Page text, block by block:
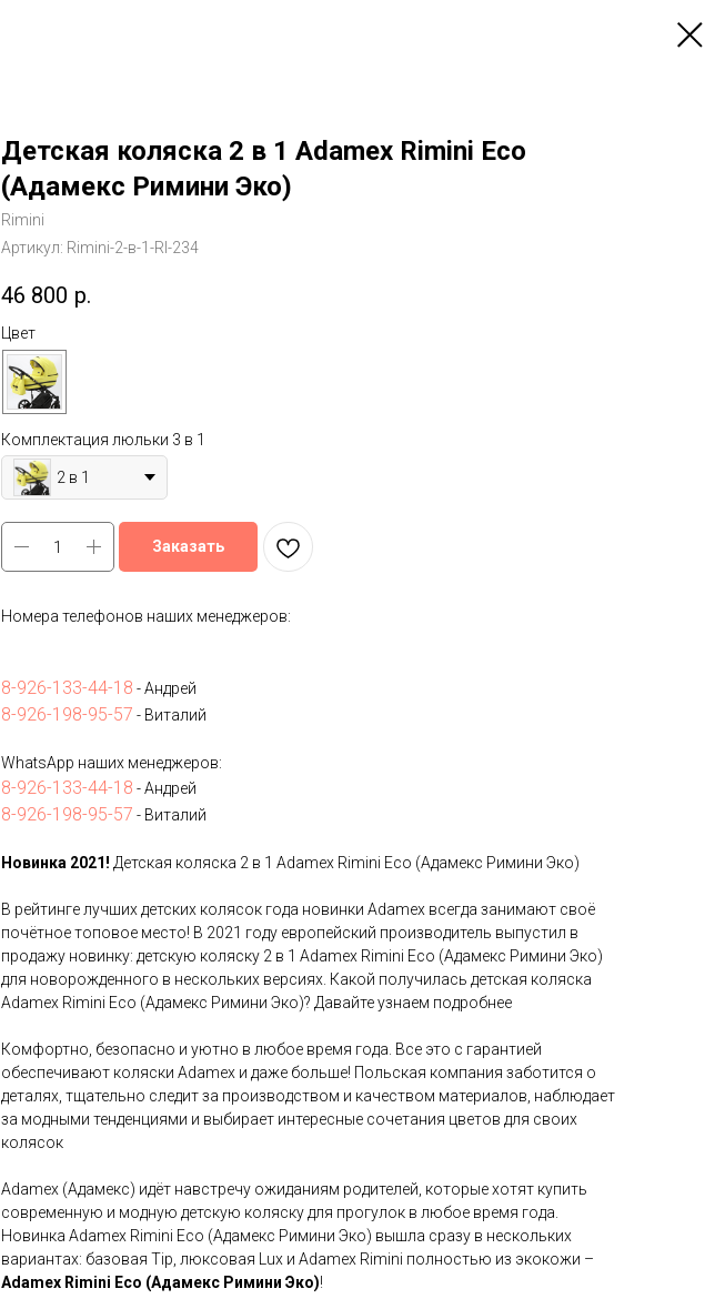
Детская коляска 2 в 1 Adamex Rimini Eco
(Адамекс Римини Эко)
Rimini
Артикул: Rimini-2-в-1-RI-234
46 800 р.
Цвет
Комплектация люльки 3 в 1
2 в 1
Заказать
Номера телефонов наших менеджеров:
8-926-133-44-18 - Андрей
8-926-198-95-57 - Виталий
WhatsApp наших менеджеров:
8-926-133-44-18 - Андрей
8-926-198-95-57 - Виталий
Новинка 2021! Детская коляска 2 в 1 Adamex Rimini Eco (Адамекс Римини Эко)
В рейтинге лучших детских колясок года новинки Adamex всегда занимают своё
почётное топовое место! В 2021 году европейский производитель выпустил в
продажу новинку: детскую коляску 2 в 1 Adamex Rimini Eco (Адамекс Римини Эко)
для новорожденного в нескольких версиях. Какой получилась детская коляска
Adamex Rimini Eco (Адамекс Римини Эко)? Давайте узнаем подробнее
Комфортно, безопасно и уютно в любое время года. Все это с гарантией
обеспечивают коляски Adamex и даже больше! Польская компания заботится о
деталях, тщательно следит за производством и качеством материалов, наблюдает
за модными тенденциями и выбирает интересные сочетания цветов для своих
колясок
Adamex (Адамекс) идёт навстречу ожиданиям родителей, которые хотят купить
современную и модную детскую коляску для прогулок в любое время года.
Новинка Adamex Rimini Eco (Адамекс Римини Эко) вышла сразу в нескольких
вариантах: базовая Tip, люксовая Lux и Adamex Rimini полностью из экокожи –
Adamex Rimini Eco (Адамекс Римини Эко)!